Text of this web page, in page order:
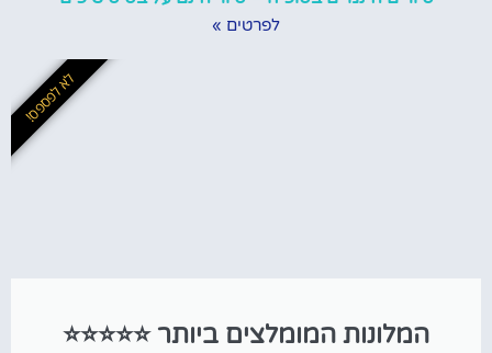
לפרטים »
המלונות המומלצים ביותר ⭐⭐⭐⭐⭐
לא לפספס!